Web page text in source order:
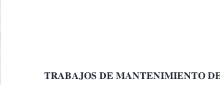
𝐓𝐑𝐀𝐁𝐀𝐉𝐎𝐒 𝐃𝐄 𝐌𝐀𝐍𝐓𝐄𝐍𝐈𝐌𝐈𝐄𝐍𝐓𝐎